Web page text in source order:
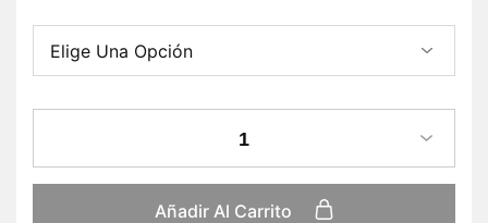
1
Añadir Al Carrito